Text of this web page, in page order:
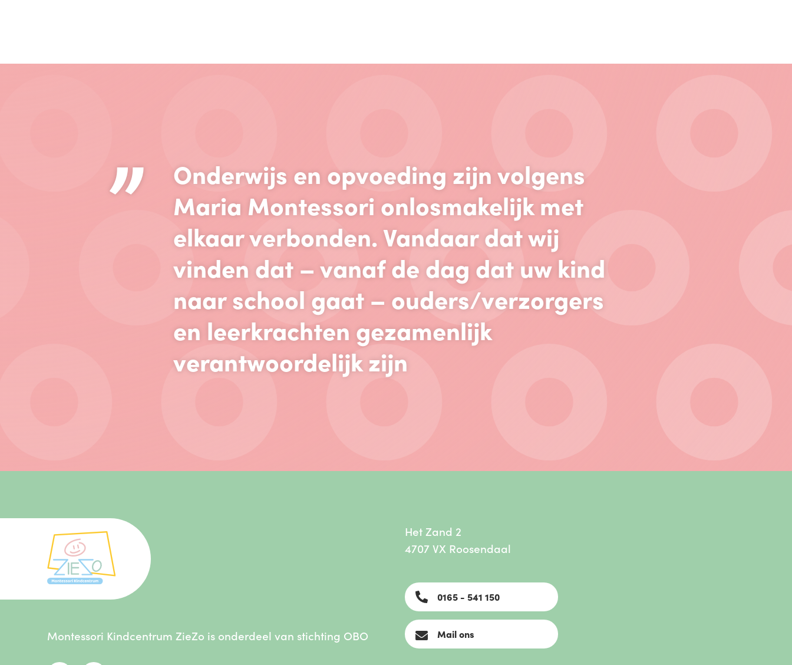
”
Onderwijs en opvoeding zijn volgens
Maria Montessori onlosmakelijk met
elkaar verbonden. Vandaar dat wij
vinden dat – vanaf de dag dat uw kind
naar school gaat – ouders/verzorgers
en leerkrachten gezamenlijk
verantwoordelijk zijn
Montessori Kindcentrum ZieZo is onderdeel van stichting OBO
Het Zand 2
4707 VX Roosendaal
0165 - 541 150
Mail ons